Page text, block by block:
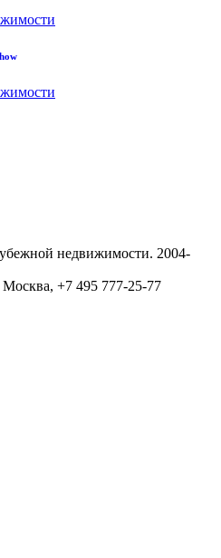
недвижимости. 2004-
+7 495 777-25-77